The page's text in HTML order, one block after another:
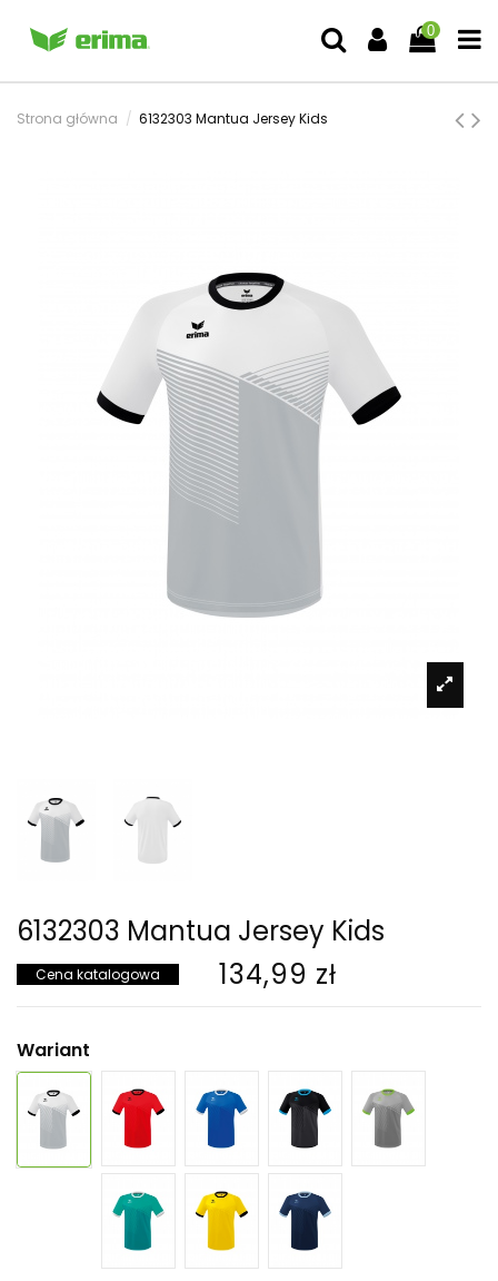
0
Strona główna 6132303 Mantua Jersey Kids
6132303 Mantua Jersey Kids
Cena katalogowa 134,99 zł
Wariant